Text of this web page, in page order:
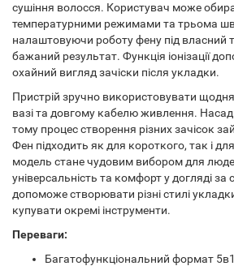
сушіння волосся. Користувач може
температурними режимами та трьома
налаштовуючи роботу фену під власний
бажаний результат. Функція іонізації
охайний вигляд зачіски після укладки.
Пристрій зручно використовувати
вазі та довгому кабелю живлення.
тому процес створення різних зачісок
Фен підходить як для короткого, так і
модель стане чудовим вибором для
універсальність та комфорт у догляді
допоможе створювати різні стилі
купувати окремі інструменти.
Переваги:
Багатофункціональний формат